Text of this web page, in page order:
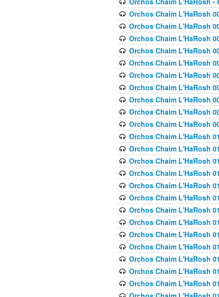
Orchos Chaim L'HaRosh
Orchos Chaim L'HaRosh
Orchos Chaim L'HaRosh
Orchos Chaim L'HaRosh
Orchos Chaim L'HaRosh
Orchos Chaim L'HaRosh
Orchos Chaim L'HaRosh
Orchos Chaim L'HaRosh
Orchos Chaim L'HaRosh
Orchos Chaim L'HaRosh
Orchos Chaim L'HaRosh
Orchos Chaim L'HaRosh
Orchos Chaim L'HaRosh
Orchos Chaim L'HaRosh
Orchos Chaim L'HaRosh
Orchos Chaim L'HaRosh
Orchos Chaim L'HaRosh
Orchos Chaim L'HaRosh
Orchos Chaim L'HaRosh
Orchos Chaim L'HaRosh
Orchos Chaim L'HaRosh
Orchos Chaim L'HaRosh
Orchos Chaim L'HaRosh